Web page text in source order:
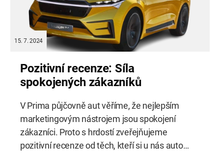
15. 7. 2024
Pozitivní recenze: Síla
spokojených zákazníků
V Prima půjčovně aut věříme, že nejlepším
marketingovým nástrojem jsou spokojení
zákazníci. Proto s hrdostí zveřejňujeme
pozitivní recenze od těch, kteří si u nás auto